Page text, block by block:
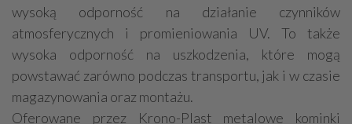
wysoką odporność na działanie czynników
atmosferycznych i promieniowania UV. To także
wysoka odporność na uszkodzenia, które mogą
powstawać zarówno podczas transportu, jak i w czasie
magazynowania oraz montażu.
Oferowane przez Krono-Plast metalowe kominki